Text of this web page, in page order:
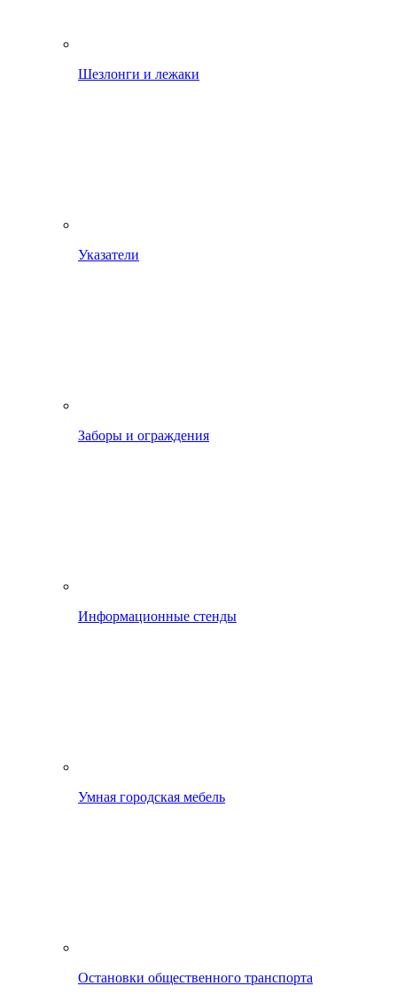
Шезлонги и лежаки
Указатели
Заборы и ограждения
Информационные стенды
Умная городская мебель
Остановки общественного транспорта